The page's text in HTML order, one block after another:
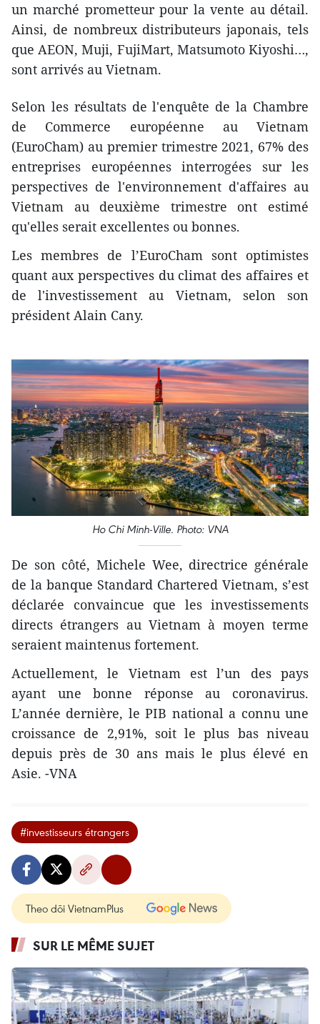
un marché prometteur pour la vente au détail.
Ainsi, de nombreux distributeurs japonais, tels
que AEON, Muji, FujiMart, Matsumoto Kiyoshi…,
sont arrivés au Vietnam.
Selon les résultats de l'enquête de la Chambre
de Commerce européenne au Vietnam
(EuroCham) au premier trimestre 2021, 67% des
entreprises européennes interrogées sur les
perspectives de l'environnement d'affaires au
Vietnam au deuxième trimestre ont estimé
qu'elles serait excellentes ou bonnes.
Les membres de l’EuroCham sont optimistes
quant aux perspectives du climat des affaires et
de l'investissement au Vietnam, selon son
président Alain Cany.
Ho Chi Minh-Ville. Photo: VNA
De son côté, Michele Wee, directrice générale
de la banque Standard Chartered Vietnam, s’est
déclarée convaincue que les investissements
directs étrangers au Vietnam à moyen terme
seraient maintenus fortement.
Actuellement, le Vietnam est l’un des pays
ayant une bonne réponse au coronavirus.
L’année dernière, le PIB national a connu une
croissance de 2,91%, soit le plus bas niveau
depuis près de 30 ans mais le plus élevé en
Asie. -VNA
#investisseurs étrangers
Theo dõi VietnamPlus
SUR LE MÊME SUJET